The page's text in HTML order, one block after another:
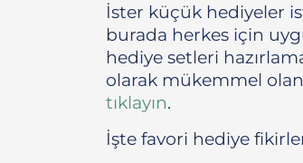
İster küçük hediyeler
burada herkes için
hediye setleri
olarak mükemmel
tıklayın.
İşte favori hediye